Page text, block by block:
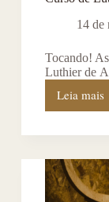
14 de
Tocando!
Luthier de
Leia mais